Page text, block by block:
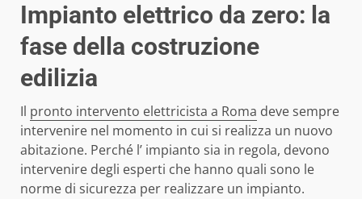
Impianto elettrico da zero: la
fase della costruzione
edilizia
Il pronto intervento elettricista a Roma deve sempre
intervenire nel momento in cui si realizza un nuovo
abitazione. Perché l’ impianto sia in regola, devono
intervenire degli esperti che hanno quali sono le
norme di sicurezza per realizzare un impianto.